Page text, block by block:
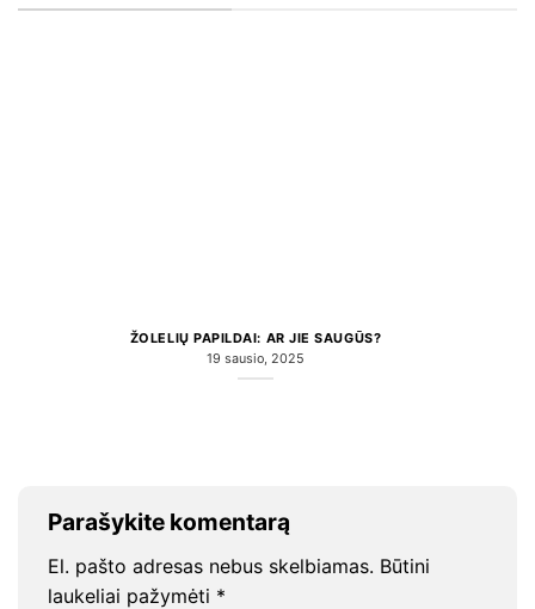
ŽOLELIŲ PAPILDAI: AR JIE SAUGŪS?
19 sausio, 2025
Parašykite komentarą
El. pašto adresas nebus skelbiamas. Būtini
laukeliai pažymėti *